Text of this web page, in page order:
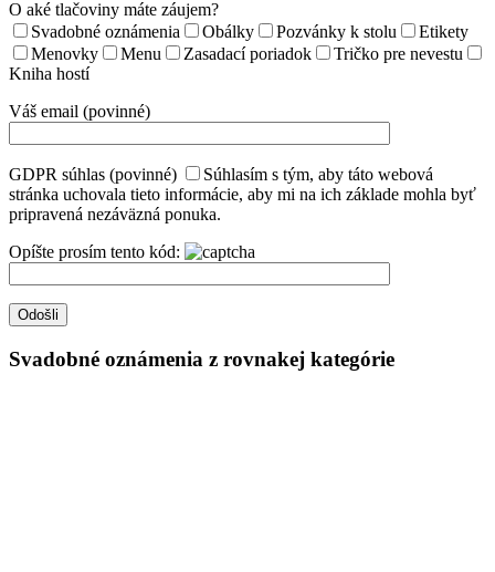
O aké tlačoviny máte záujem?
Svadobné oznámenia
Obálky Pozvánky k stolu
Etikety
Menovky
Menu Zasadací poriadok
Tričko pre nevestu
Kniha hostí
Váš email (povinné)
GDPR súhlas (povinné)
Súhlasím s tým, aby táto webová
stránka uchovala tieto informácie, aby mi na ich základe mohla byť
pripravená nezáväzná ponuka.
Opíšte prosím tento kód:
Svadobné oznámenia z rovnakej kategórie